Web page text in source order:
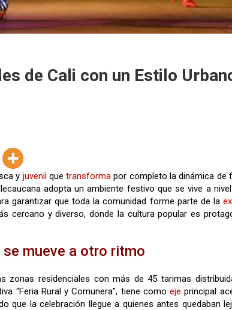
de Cali con un Estilo
y juvenilquetransforma por completo la dinámica de
adopta un ambiente festivo que se vive a
garantizar que toda la comunidad forme parte de la
cercano y diverso, donde la cultura popular es
mueve a otro ritmo
zonas residenciales con más de 45 tarimas
“Feria Rural y Comunera”, tiene comoeje principal
que la celebración llegue a quienes antes quedaban